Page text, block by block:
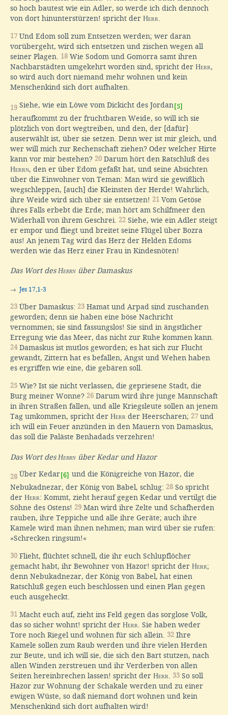
so hoch bautest wie ein Adler, so werde ich dich dennoch
von dort hinunterstürzen! spricht der Herr
17 Und Edom soll zum Entsetzen werden; wer daran
vorübergeht, wird sich entsetzen und zischen wegen all
seiner Plagen. 18 Wie Sodom und Gomorra samt ihren
Nachbarstädten umgekehrt worden sind, spricht der Herr,
so wird auch dort niemand mehr wohnen und kein
Menschenkind sich dort aufhalten.
19 Siehe, wie ein Löwe vom Dickicht des Jordan [5]
heraufkommt zu der fruchtbaren Weide, so will ich sie
plötzlich von dort wegtreiben, und den, der [dafür]
auserwählt ist, über sie setzen. Denn wer ist mir gleich, und
wer will mich zur Rechenschaft ziehen? Oder welcher Hirte
kann vor mir bestehen? 20 Darum hört den Ratschluß des
Herrn, den er über Edom gefaßt hat, und seine Absichten
über die Einwohner von Teman: Man wird sie gewißlich
wegschleppen, [auch] die Kleinsten der Herde! Wahrlich,
ihre Weide wird sich über sie entsetzen! 21 Vom Getöse
ihres Falls erbebt die Erde; man hört am Schilfmeer den
Widerhall von ihrem Geschrei. 22 Siehe, wie ein Adler steigt
er empor und fliegt und breitet seine Flügel über Bozra
aus! An jenem Tag wird das Herz der Helden Edoms
werden wie das Herz einer Frau in Kindesnöten!
Das Wort des Herrn über Damaskus
→ Jes 17,1-3
23 Über Damaskus: 23 Hamat und Arpad sind zuschanden
geworden; denn sie haben eine böse Nachricht
vernommen; sie sind fassungslos! Sie sind in ängstlicher
Erregung wie das Meer, das nicht zur Ruhe kommen kann.
24Damaskus ist mutlos geworden; es hat sich zur Flucht
gewandt, Zittern hat es befallen, Angst und Wehen haben
es ergriffen wie eine, die gebären soll.
25 Wie? Ist sie nicht verlassen, die gepriesene Stadt, die
Burg meiner Wonne? 26 Darum wird ihre junge Mannschaft
in ihren Straßen fallen, und alle Kriegsleute sollen an jenem
Tag umkommen, spricht der Herr der Heerscharen; 27 und
ich will ein Feuer anzünden in den Mauern von Damaskus,
das soll die Paläste Benhadads verzehren!
Das Wort des Herrn über Kedar und Hazor
28 Über Kedar [6] und die Königreiche von Hazor, die
Nebukadnezar, der König von Babel, schlug: 28 So spricht
der Herr: Kommt, zieht herauf gegen Kedar und vertilgt die
Söhne des Ostens! 29 Man wird ihre Zelte und Schafherden
rauben, ihre Teppiche und alle ihre Geräte; auch ihre
Kamele wird man ihnen nehmen; man wird über sie rufen:
»Schrecken ringsum!«
30 Flieht, flüchtet schnell, die ihr euch Schlupflöcher
gemacht habt, ihr Bewohner von Hazor! spricht der Herr;
denn Nebukadnezar, der König von Babel, hat einen
Ratschluß gegen euch beschlossen und einen Plan gegen
euch ausgeheckt.
31 Macht euch auf, zieht ins Feld gegen das sorglose Volk,
das so sicher wohnt! spricht der Herr . Sie haben weder
Tore noch Riegel und wohnen für sich allein. 32 Ihre
Kamele sollen zum Raub werden und ihre vielen Herden
zur Beute, und ich will sie, die sich den Bart stutzen, nach
allen Winden zerstreuen und ihr Verderben von allen
Seiten hereinbrechen lassen! spricht der Herr 33 So soll
Hazor zur Wohnung der Schakale werden und zu einer
ewigen Wüste, so daß niemand dort wohnen und kein
Menschenkind sich dort aufhalten wird!